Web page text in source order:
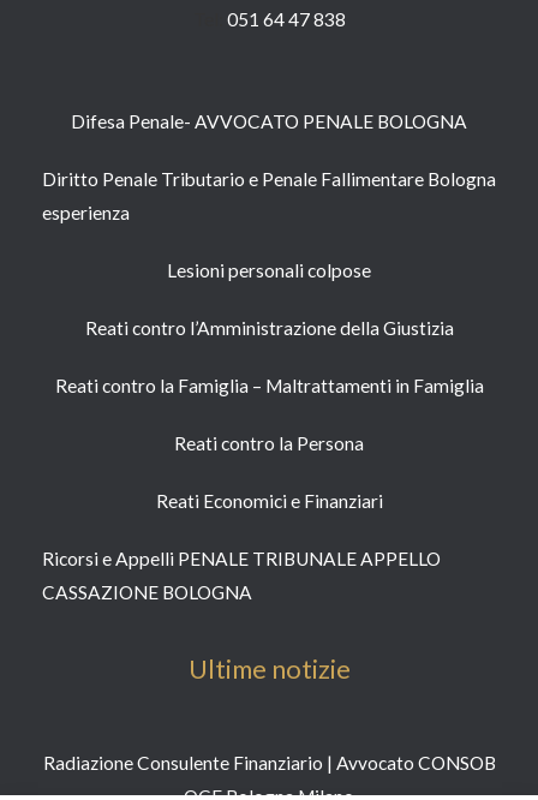
051 64 47 838
Difesa Penale- AVVOCATO PENALE BOLOGNA
Diritto Penale Tributario e Penale Fallimentare Bologna
esperienza
Lesioni personali colpose
Reati contro l’Amministrazione della Giustizia
Reati contro la Famiglia – Maltrattamenti in Famiglia
Reati contro la Persona​
Reati Economici e Finanziari​
Ricorsi e Appelli PENALE TRIBUNALE APPELLO
CASSAZIONE BOLOGNA
Ultime notizie
Radiazione Consulente Finanziario | Avvocato CONSOB